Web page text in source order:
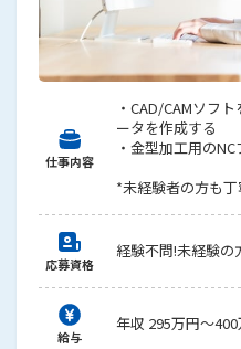
仕事内容
・CAD/CAMソフ
ータを作成する
・金型加工用の
*未経験者の方も丁
応募資格
経験不問!未経験の
給与
年収 295万円～400